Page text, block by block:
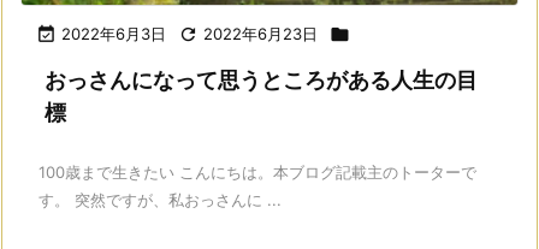
 2022年6月3日  2022年6月23日 
おっさんになって思うところがある人生の目
標
100歳まで生きたい こんにちは。本ブログ記載主のトーターで
す。 突然ですが、私おっさんに ...